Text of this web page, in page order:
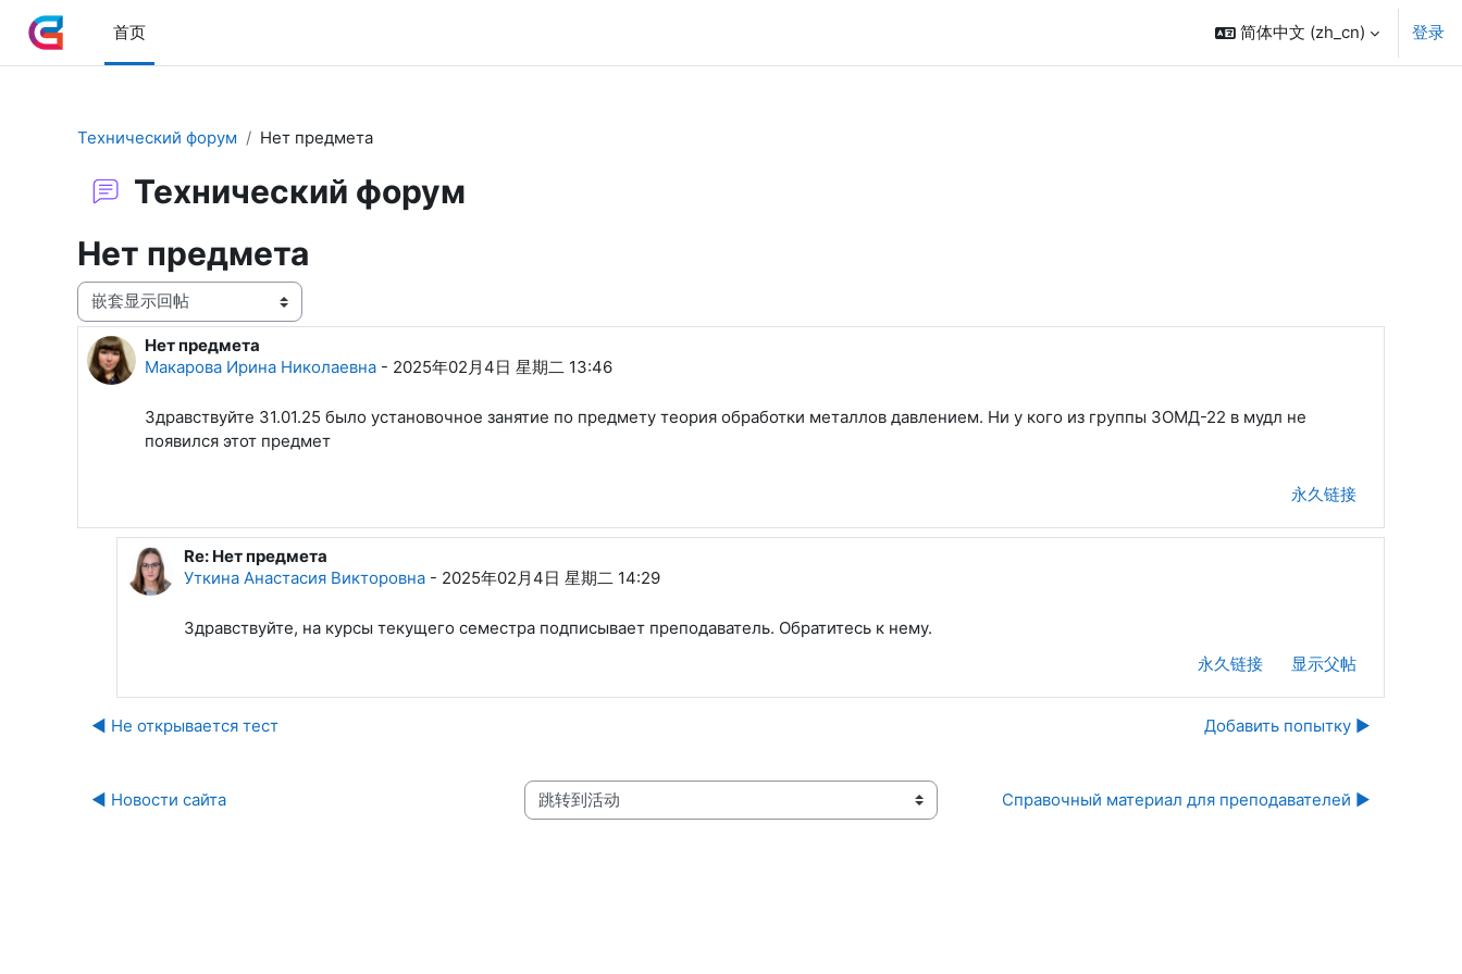
跳到主要内容
首页
简体中文 ‎(zh_cn)‎ 登录
Технический форум Нет предмета
Технический форум
Нет предмета
显示模式
Нет предмета
Макарова Ирина Николаевна - 2025年02月4日 星期二 13:46
回帖数：1
Здравствуйте 31.01.25 было установочное занятие по предмету теория обработки металлов давлением. Ни у кого из группы ЗОМД-22 в мудл не
появился этот предмет
永久链接
回复Макарова Ирина Николаевна
Re: Нет предмета
Уткина Анастасия Викторовна - 2025年02月4日 星期二 14:29
Здравствуйте, на курсы текущего семестра подписывает преподаватель. Обратитесь к нему.
永久链接
显示父帖
◀︎ Не открывается тест Добавить попытку ▶︎
◀︎ Новости сайта 跳转到活动 Справочный материал для преподавателей ▶︎